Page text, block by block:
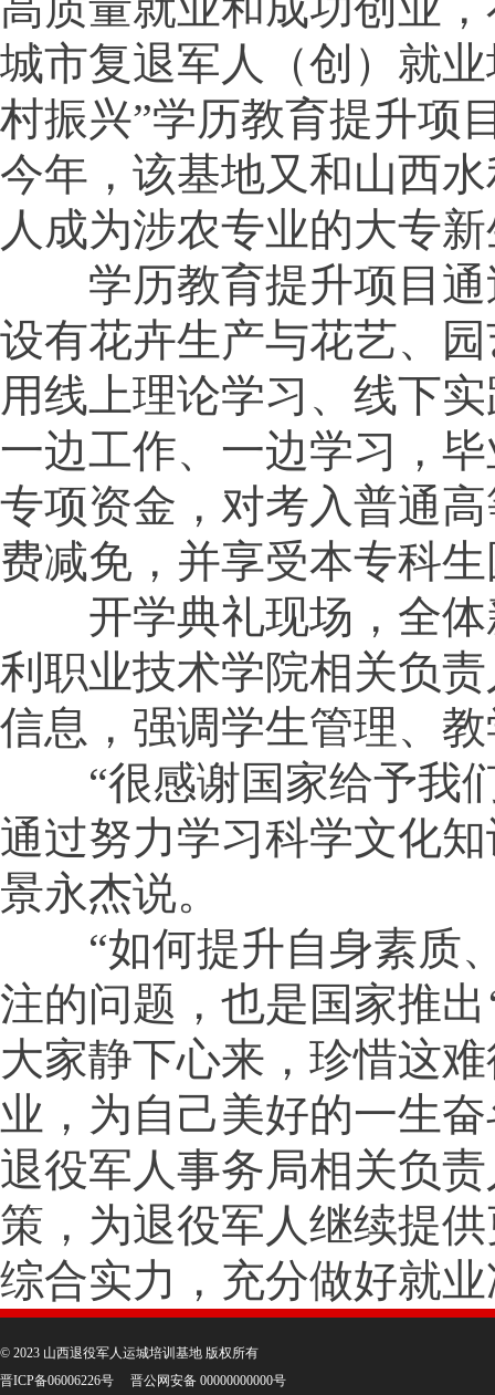
城市复退军人（创）就
村振兴”学历教育提升项
今年，该基地又和山西
人成为涉农专业的大专
学历教育提升项目通
设有花卉生产与花艺、
用线上理论学习、线下
一边工作、一边学习，
专项资金，对考入普通
费减免，并享受本专科
开学典礼现场，全体
利职业技术学院相关负
信息，强调学生管理、
“很感谢国家给予我们
通过努力学习科学文化
景永杰说。
“如何提升自身素质、
注的问题，也是国家推
大家静下心来，珍惜这
业，为自己美好的一生
退役军人事务局相关负
策，为退役军人继续提
综合实力，充分做好就
© 2023 山西退役军人运城培训基地 版权所有
晋ICP备06006226号
晋公网安备 00000000000号